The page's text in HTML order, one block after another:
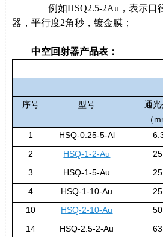
例如HSQ2.5-2Au ，表示口
器，平行度2角秒，镀金膜；
中空回射器产品表：
序号
型号
通
（
1
HSQ-0.25-5-Al
2
HSQ-1-2-Au
3
HSQ-1-5-Au
4
HSQ-1-10-Au
10
HSQ-2-10-Au
14
HSQ-2.5-2-Au